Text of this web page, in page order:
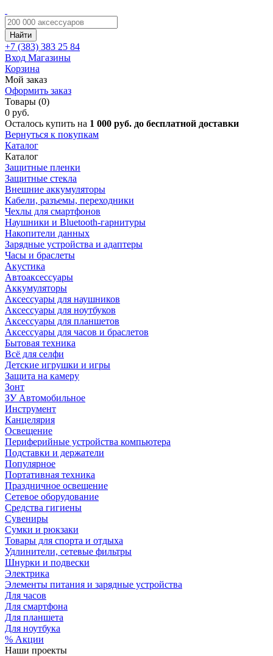
Найти
+7 (383) 383 25 84
Вход Магазины
Корзина
Мой заказ
Оформить заказ
Товары (0)
0 руб.
Осталось купить на 1 000 руб. до бесплатной доставки
Вернуться к покупкам
Каталог
Каталог
Защитные пленки
Защитные стекла
Внешние аккумуляторы
Кабели, разъемы, переходники
Чехлы для смартфонов
Наушники и Bluetooth-гарнитуры
Накопители данных
Зарядные устройства и адаптеры
Часы и браслеты
Акустика
Автоаксессуары
Аккумуляторы
Аксессуары для наушников
Аксессуары для ноутбуков
Аксессуары для планшетов
Аксессуары для часов и браслетов
Бытовая техника
Всё для селфи
Детские игрушки и игры
Защита на камеру
Зонт
ЗУ Автомобильное
Инструмент
Канцелярия
Освещение
Периферийные устройства компьютера
Подставки и держатели
Популярное
Портативная техника
Праздничное освещение
Сетевое оборудование
Средства гигиены
Сувениры
Сумки и рюкзаки
Товары для спорта и отдыха
Удлинители, сетевые фильтры
Шнурки и подвески
Электрика
Элементы питания и зарядные устройства
Для часов
Для смартфона
Для планшета
Для ноутбука
% Акции
Наши проекты